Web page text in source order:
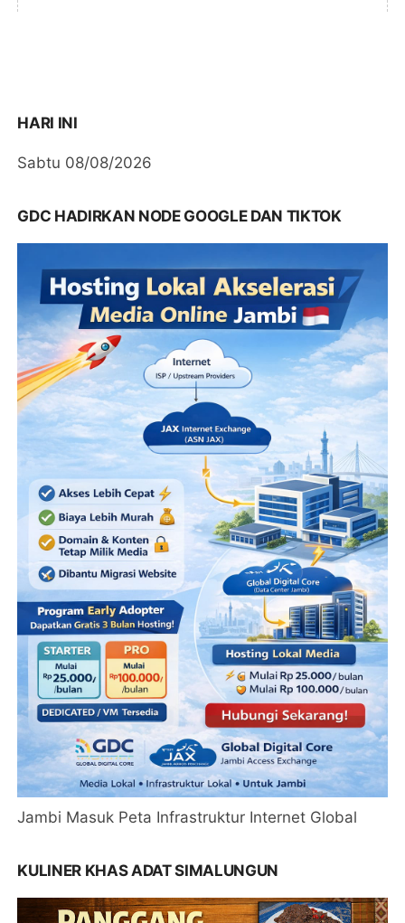
HARI INI
Sabtu 08/08/2026
GDC HADIRKAN NODE GOOGLE DAN TIKTOK
Jambi Masuk Peta Infrastruktur Internet Global
KULINER KHAS ADAT SIMALUNGUN